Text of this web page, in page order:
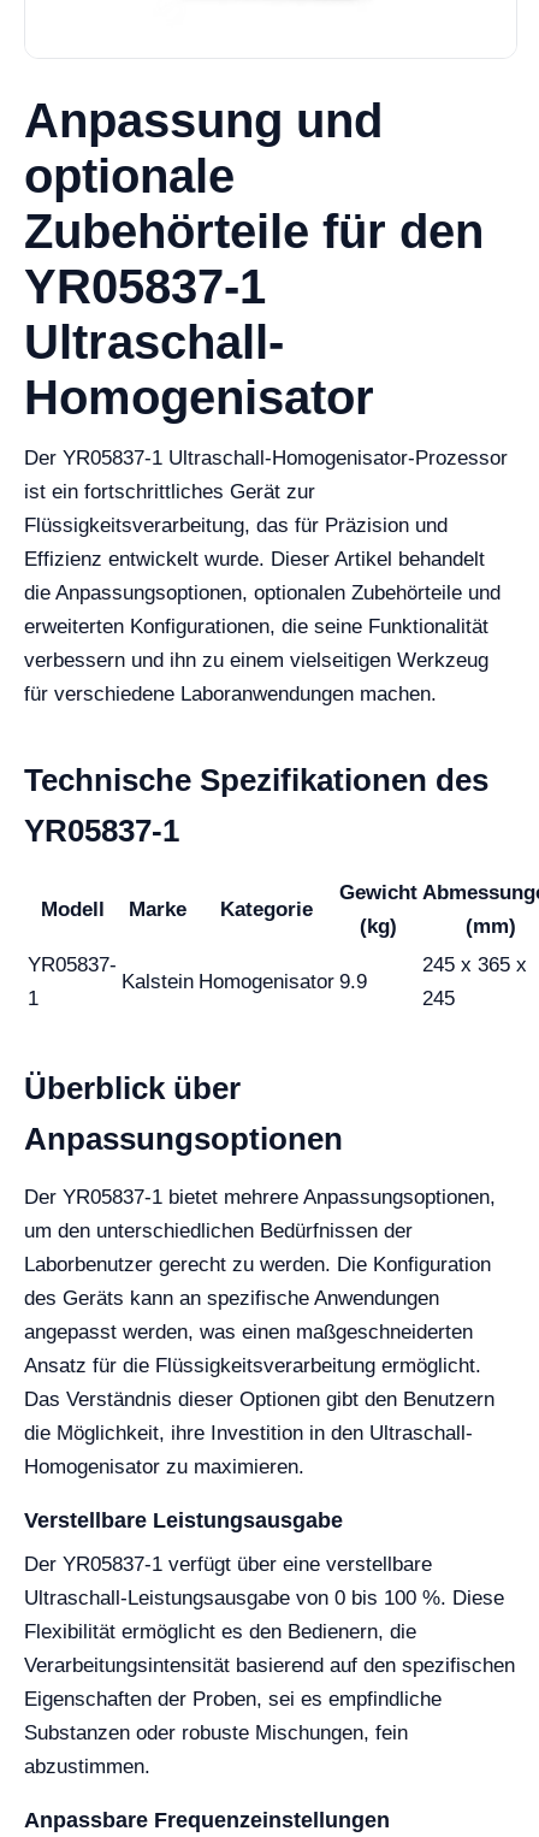
Anpassung und
optionale
Zubehörteile für den
YR05837-1
Ultraschall-
Homogenisator
Der YR05837-1 Ultraschall-Homogenisator-Prozessor
ist ein fortschrittliches Gerät zur
Flüssigkeitsverarbeitung, das für Präzision und
Effizienz entwickelt wurde. Dieser Artikel behandelt
die Anpassungsoptionen, optionalen Zubehörteile und
erweiterten Konfigurationen, die seine Funktionalität
verbessern und ihn zu einem vielseitigen Werkzeug
für verschiedene Laboranwendungen machen.
Technische Spezifikationen des
YR05837-1
Modell Marke Kategorie
Gewicht
(kg)
(mm)
YR05837-
1
Kalstein Homogenisator 9.9
245 x 365 x
245
Überblick über
Anpassungsoptionen
Der YR05837-1 bietet mehrere Anpassungsoptionen,
um den unterschiedlichen Bedürfnissen der
Laborbenutzer gerecht zu werden. Die Konfiguration
des Geräts kann an spezifische Anwendungen
angepasst werden, was einen maßgeschneiderten
Ansatz für die Flüssigkeitsverarbeitung ermöglicht.
Das Verständnis dieser Optionen gibt den Benutzern
die Möglichkeit, ihre Investition in den Ultraschall-
Homogenisator zu maximieren.
Verstellbare Leistungsausgabe
Der YR05837-1 verfügt über eine verstellbare
Ultraschall-Leistungsausgabe von 0 bis 100 %. Diese
Flexibilität ermöglicht es den Bedienern, die
Verarbeitungsintensität basierend auf den spezifischen
Eigenschaften der Proben, sei es empfindliche
Substanzen oder robuste Mischungen, fein
abzustimmen.
Anpassbare Frequenzeinstellungen